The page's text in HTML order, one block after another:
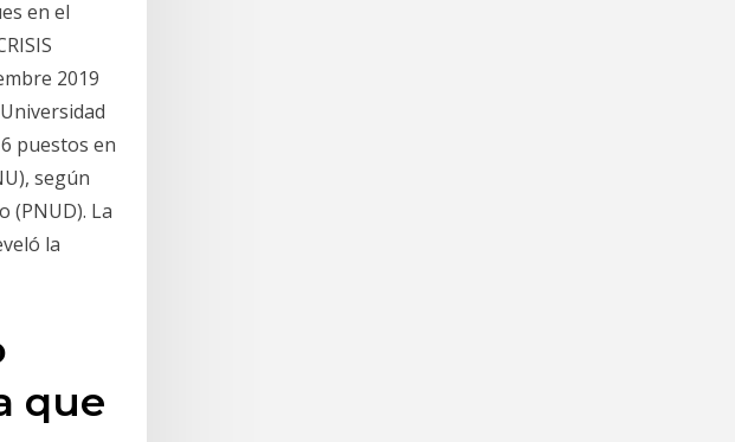
en el
2019
puestos en
según
(PNUD). La
la
que